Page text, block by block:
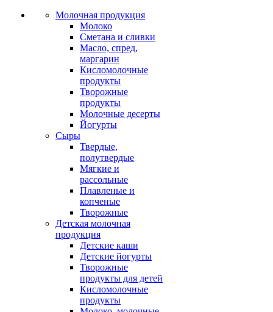
Молочная продукция
Молоко
Сметана и сливки
Масло, спред,
маргарин
Кисломолочные
продукты
Творожные
продукты
Молочные десерты
Йогурты
Сыры
Твердые,
полутвердые
Мягкие и
рассольные
Плавленые и
копченые
Творожные
Детская молочная
продукция
Детские каши
Детские йогурты
Творожные
продукты для детей
Кисломолочные
продукты